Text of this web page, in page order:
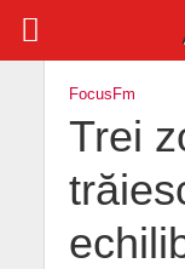
FocusFm
Trei